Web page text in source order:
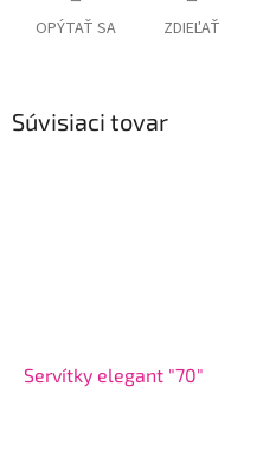
OPÝTAŤ SA ZDIEĽAŤ
Súvisiaci tovar
Servítky elegant "70"